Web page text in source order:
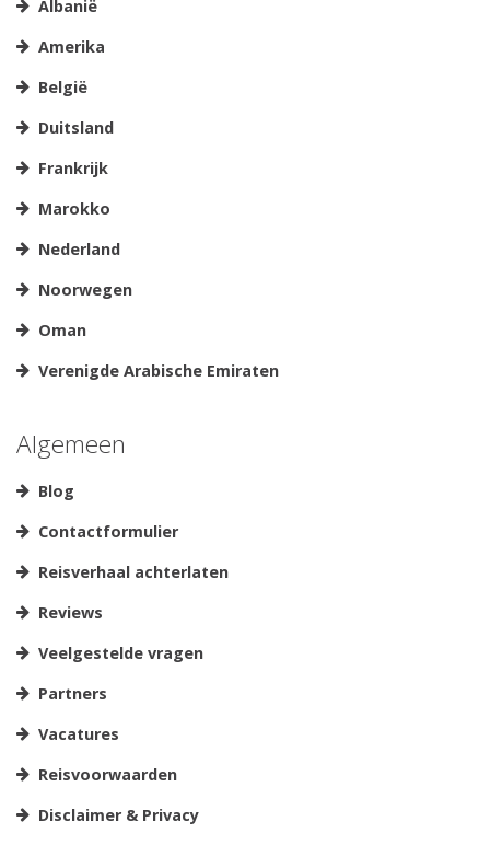
Albanië
Amerika
België
Duitsland
Frankrijk
Marokko
Nederland
Noorwegen
Oman
Verenigde Arabische Emiraten
Algemeen
Blog
Contactformulier
Reisverhaal achterlaten
Reviews
Veelgestelde vragen
Partners
Vacatures
Reisvoorwaarden
Disclaimer & Privacy